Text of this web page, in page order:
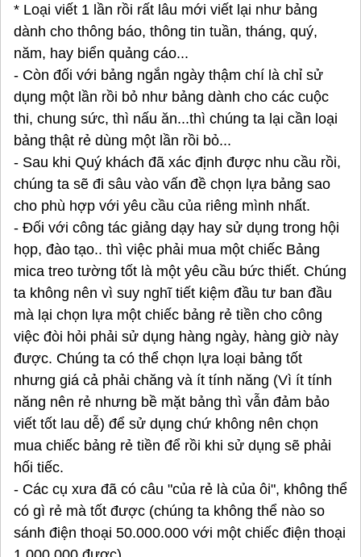
* Loại viết 1 lần rồi rất lâu mới viết lại như bảng
dành cho thông báo, thông tin tuần, tháng, quý,
năm, hay biển quảng cáo...
- Còn đối với bảng ngắn ngày thậm chí là chỉ sử
dụng một lần rồi bỏ như bảng dành cho các cuộc
thi, chung sức, thì nấu ăn...thì chúng ta lại cần loại
bảng thật rẻ dùng một lần rồi bỏ...
- Sau khi Quý khách đã xác định được nhu cầu rồi,
chúng ta sẽ đi sâu vào vấn đề chọn lựa bảng sao
cho phù hợp với yêu cầu của riêng mình nhất.
- Đối với công tác giảng dạy hay sử dụng trong hội
họp, đào tạo.. thì việc phải mua một chiếc Bảng
mica treo tường tốt là một yêu cầu bức thiết. Chúng
ta không nên vì suy nghĩ tiết kiệm đầu tư ban đầu
mà lại chọn lựa một chiếc bảng rẻ tiền cho công
việc đòi hỏi phải sử dụng hàng ngày, hàng giờ này
được. Chúng ta có thể chọn lựa loại bảng tốt
nhưng giá cả phải chăng và ít tính năng (Vì ít tính
năng nên rẻ nhưng bề mặt bảng thì vẫn đảm bảo
viết tốt lau dễ) để sử dụng chứ không nên chọn
mua chiếc bảng rẻ tiền để rồi khi sử dụng sẽ phải
hối tiếc.
- Các cụ xưa đã có câu "của rẻ là của ôi", không thể
có gì rẻ mà tốt được (chúng ta không thể nào so
sánh điện thoại 50.000.000 với một chiếc điện thoại